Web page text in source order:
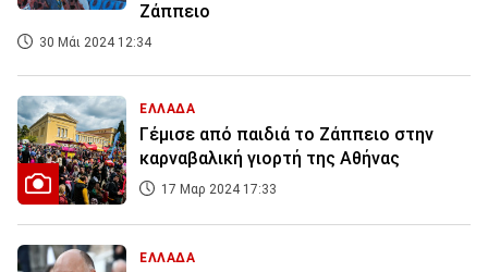
Ζάππειο
30 Μάι 2024 12:34
ΕΛΛΑΔΑ
Γέμισε από παιδιά το Ζάππειο στην
καρναβαλική γιορτή της Αθήνας
17 Μαρ 2024 17:33
ΕΛΛΑΔΑ